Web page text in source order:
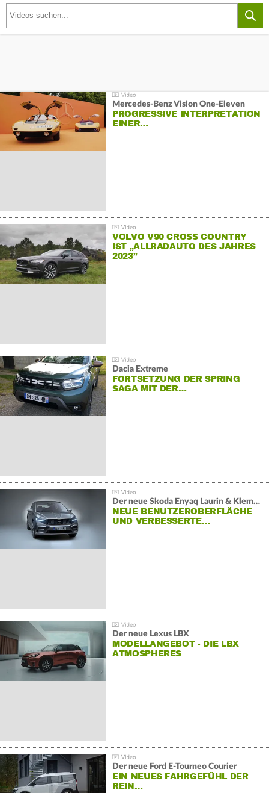
Mercedes-Benz Vision One-Eleven
PROGRESSIVE INTERPRETATION
EINER…
VOLVO V90 CROSS COUNTRY
IST „ALLRADAUTO DES JAHRES
2023”
Dacia Extreme
FORTSETZUNG DER SPRING
SAGA MIT DER…
Der neue Škoda Enyaq Laurin & Klement
NEUE BENUTZEROBERFLÄCHE
UND VERBESSERTE…
Der neue Lexus LBX
MODELLANGEBOT - DIE LBX
ATMOSPHERES
Der neue Ford E-Tourneo Courier
EIN NEUES FAHRGEFÜHL DER
REIN…